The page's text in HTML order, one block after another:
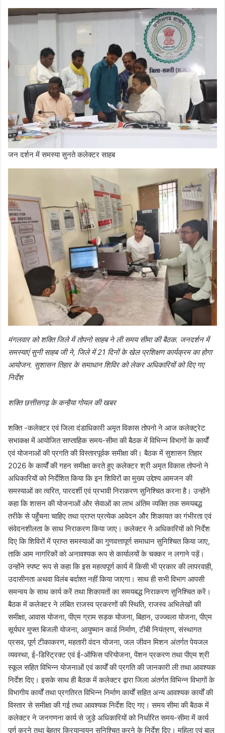
जन दर्शन में समस्या सुनते कलेक्टर साहब
मंगलवार को शक्ति जिले में तोपनो साहब ने ली समय सीमा की बैठक. जनदर्शन में
समस्याएं सुनी साहब जी ने, जिले में 21 दिनों के खेल प्रशिक्षण कार्यक्रम का होगा
आयोजन. सुशासन तिहार के समाधान शिविर को लेकर अधिकारियों को दिए गए
निर्देश
शक्ति छत्तीसगढ़ के कन्हैया गोयल की खबर
शक्ति -कलेक्टर एवं जिला दंडाधिकारी अमृत विकास तोपनो ने आज कलेक्ट्रेट
सभाकक्ष में आयोजित साप्ताहिक समय-सीमा की बैठक में विभिन्न विभागों के कार्यों
एवं योजनाओं की प्रगति की विस्तारपूर्वक समीक्षा की। बैठक में सुशासन तिहार
2026 के कार्यों की गहन समीक्षा करते हुए कलेक्टर श्री अमृत विकास तोपनो ने
अधिकारियों को निर्देशित किया कि इन शिविरों का मुख्य उद्देश्य आमजन की
समस्याओं का त्वरित, पारदर्शी एवं प्रभावी निराकरण सुनिश्चित करना है। उन्होंने
कहा कि शासन की योजनाओं और सेवाओं का लाभ अंतिम व्यक्ति तक समयबद्ध
तरीके से पहुँचना चाहिए तथा प्राप्त प्रत्येक आवेदन और शिकायत का गंभीरता एवं
संवेदनशीलता के साथ निराकरण किया जाए। कलेक्टर ने अधिकारियों को निर्देश
दिए कि शिविरों में प्राप्त समस्याओं का गुणवत्तापूर्ण समाधान सुनिश्चित किया जाए,
ताकि आम नागरिकों को अनावश्यक रूप से कार्यालयों के चक्कर न लगाने पड़ें।
उन्होंने स्पष्ट रूप से कहा कि इस महत्वपूर्ण कार्य में किसी भी प्रकार की लापरवाही,
उदासीनता अथवा विलंब बर्दाश्त नहीं किया जाएगा। साथ ही सभी विभाग आपसी
समन्वय के साथ कार्य करें तथा शिकायतों का समयबद्ध निराकरण सुनिश्चित करें।
बैठक में कलेक्टर ने लंबित राजस्व प्रकरणों की स्थिति, राजस्व अभिलेखों की
समीक्षा, आवास योजना, पीएम ग्राम सड़क योजना, बिहान, उज्ज्वला योजना, पीएम
सूर्यघर मुफ्त बिजली योजना, आयुष्मान कार्ड निर्माण, टीबी नियंत्रण, संस्थागत
प्रसव, पूर्ण टीकाकरण, महतारी वंदन योजना, जल जीवन मिशन अंतर्गत पेयजल
व्यवस्था, ई-डिस्ट्रिक्ट एवं ई-ऑफिस परियोजना, पेंशन प्रकरण तथा पीएम श्री
स्कूल सहित विभिन्न योजनाओं एवं कार्यों की प्रगति की जानकारी ली तथा आवश्यक
निर्देश दिए। इसके साथ ही बैठक में कलेक्टर द्वारा जिला अंतर्गत विभिन्न विभागों के
विभागीय कार्यों तथा प्रगतिरत विभिन्न निर्माण कार्यों सहित अन्य आवश्यक कार्यों की
विस्तार से समीक्षा की गई तथा आवश्यक निर्देश दिए गए। समय सीमा की बैठक में
कलेक्टर ने जनगणना कार्य से जुड़े अधिकारियों को निर्धारित समय-सीमा में कार्य
पूर्ण करने तथा बेहतर क्रियान्वयन सुनिश्चित करने के निर्देश दिए। महिला एवं बाल